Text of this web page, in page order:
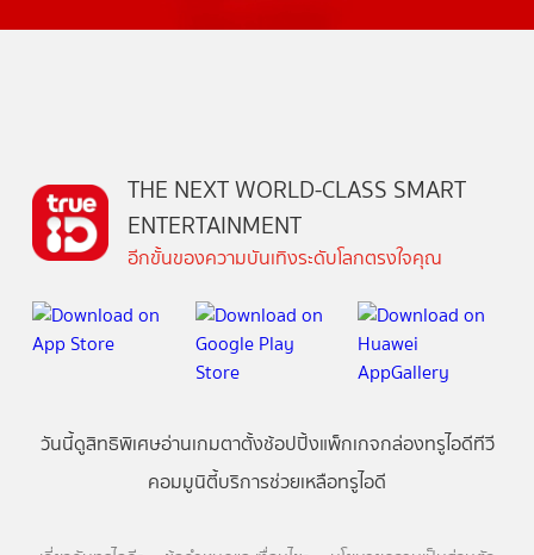
THE NEXT WORLD-CLASS SMART
ENTERTAINMENT
อีกขั้นของความบันเทิงระดับโลกตรงใจคุณ
วันนี้ดูสิทธิพิเศษอ่านเกมตาตั้งช้อปปิ้งแพ็กเกจกล่องทรูไอดีทีวี
คอมมูนิตี้บริการช่วยเหลือทรูไอดี